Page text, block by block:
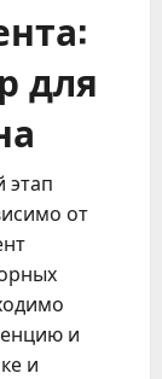
для
от
и
и